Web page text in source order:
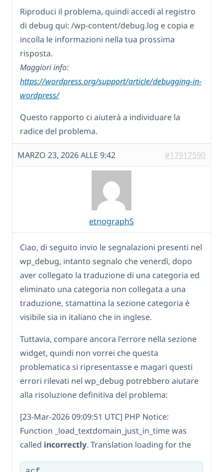
Riproduci il problema, quindi accedi al registro
di debug qui: /wp-content/debug.log e copia e
incolla le informazioni nella tua prossima
risposta.
Maggiori info:
https://wordpress.org/support/article/debugging-in-
wordpress/
Questo rapporto ci aiuterà a individuare la
radice del problema.
MARZO 23, 2026 ALLE 9:42 #17917590
etnographS
Ciao, di seguito invio le segnalazioni presenti nel
wp_debug, intanto segnalo che venerdì, dopo
aver collegato la traduzione di una categoria ed
eliminato una categoria non collegata a una
traduzione, stamattina la sezione categoria è
visibile sia in italiano che in inglese.
Tuttavia, compare ancora l'errore nella sezione
widget, quindi non vorrei che questa
problematica si ripresentasse e magari questi
errori rilevati nel wp_debug potrebbero aiutare
alla risoluzione definitiva del problema:
[23-Mar-2026 09:09:51 UTC] PHP Notice:
Function _load_textdomain_just_in_time was
called incorrectly. Translation loading for the